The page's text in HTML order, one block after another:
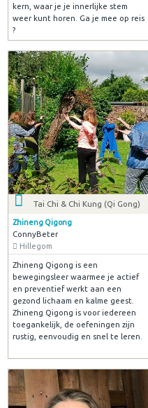
kern, waar je je innerlijke stem
weer kunt horen. Ga je mee op reis
?
Tai Chi & Chi Kung (Qi Gong)
Zhineng Qigong
ConnyBeter
Hillegom
Zhineng Qigong is een
bewegingsleer waarmee je actief
en preventief werkt aan een
gezond lichaam en kalme geest.
Zhineng Qigong is voor iedereen
toegankelijk, de oefeningen zijn
rustig, eenvoudig en snel te leren.